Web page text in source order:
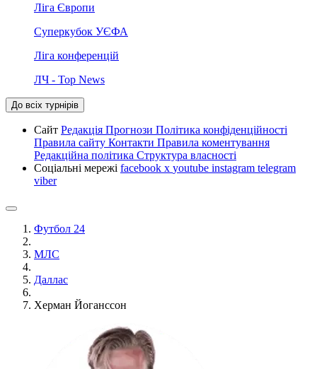
Ліга Європи
Суперкубок УЄФА
Ліга конференцій
ЛЧ - Top News
До всіх турнірів
Сайт Редакція Прогнози Політика конфіденційності
Правила сайту Контакти Правила коментування
Редакційна політика Структура власності
Соціальні мережі facebook x youtube instagram telegram
viber
Футбол 24
МЛС
Даллас
Херман Йоганссон